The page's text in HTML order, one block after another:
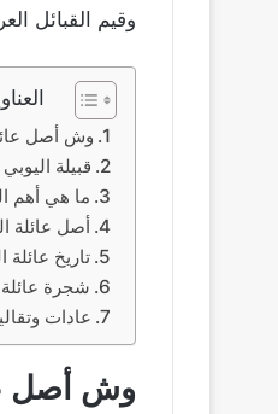
وقيم القبائل
وش أصل
قبيلة اليوبي
ما هي أهم
أصل عائلة
تاريخ عائلة
شجرة عائلة
عادات
وش أصل